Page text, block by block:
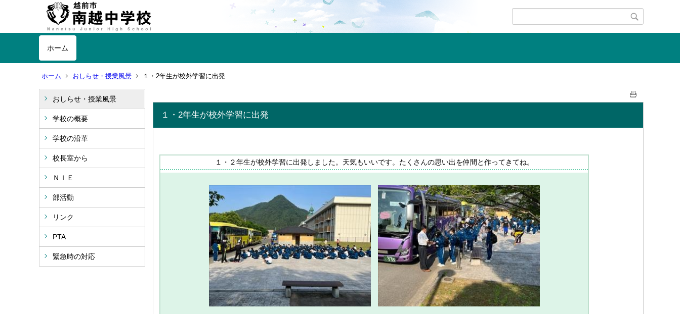
ホーム
ホーム おしらせ・授業風景 １・2年生が校外学習に出発
おしらせ・授業風景
学校の概要
学校の沿革
校長室から
ＮＩＥ
部活動
リンク
PTA
緊急時の対応
１・2年生が校外学習に出発
１・２年生が校外学習に出発しました。天気もいいです。たくさんの思い出を仲間と作ってきてね。